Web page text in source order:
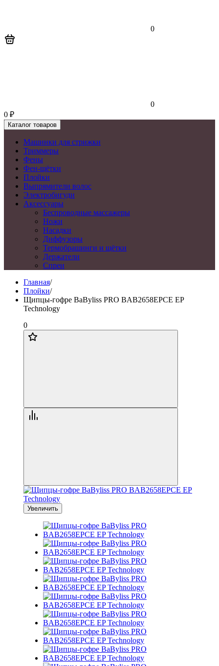
0
0
0 ₽
Каталог товаров
Машинки для стрижки
Триммеры
Фены
Фен-щётки
Плойки
Выпрямители волос
Электробигуди
Аксессуары
Беспроводные массажеры
Ножи
Насадки
Диффузоры
Термобрашинги и щётки
Держатели
Спреи
Главная/
Плойки/
Щипцы-гофре BaByliss PRO BAB2658EPCE EP
Technology
0
Увеличить